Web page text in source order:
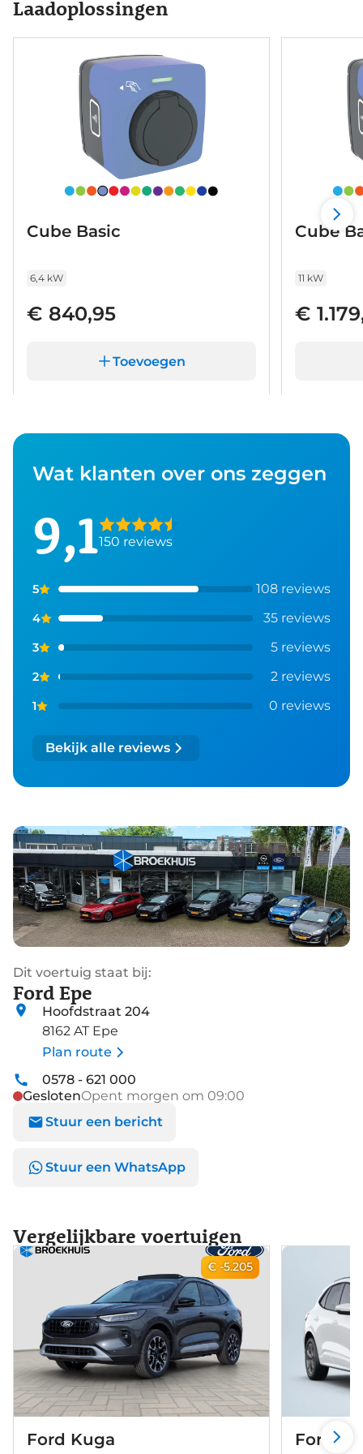
Laadoplossingen
Cube Basic
6,4 kW
€ 840,95
Toevoegen
Cube
11 kW
€
Wat klanten over ons zeggen
9,1150 reviews
5 108 reviews
4 35 reviews
3 5 reviews
2 2 reviews
1 0 reviews
Bekijk alle reviews
Dit voertuig staat bij:
Ford Epe
Hoofdstraat 204
8162 AT Epe
Plan route
0578 - 621 000
GeslotenOpent morgen om 09:00
Stuur een bericht
Stuur een WhatsApp
Vergelijkbare voertuigen
€ -5.205
Ford Kuga Ford